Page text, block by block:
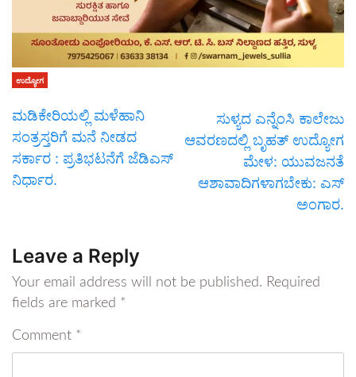
ಉದ್ಯೋಗ
ಮಡಿಕೇರಿಯಲ್ಲಿ ಮಳೆಹಾನಿ
ಸಂತ್ರಸ್ತರಿಗೆ ಮನೆ ನೀಡದ
ಸರ್ಕಾರ : ಪ್ರತಿಭಟನೆಗೆ ಜೆಡಿಎಸ್
ನಿರ್ಧಾರ.
ಸುಳ್ಯದ ಎನ್ನೆಂಸಿ ಕಾಲೇಜು
ಆವರಣದಲ್ಲಿ ಬೃಹತ್ ಉದ್ಯೋಗ
ಮೇಳ: ಯುವಜನತೆ
ಆಶಾವಾದಿಗಳಾಗಬೇಕು: ಎಸ್
ಅಂಗಾರ.
Leave a Reply
Your email address will not be published. Required
fields are marked *
Comment *